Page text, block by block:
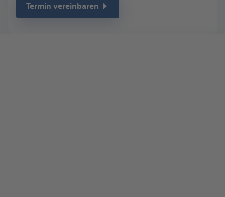
Termin vereinbaren